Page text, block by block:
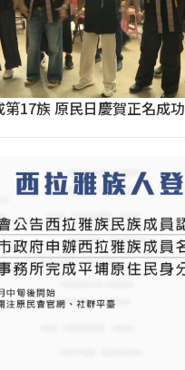
17族 原民日慶賀正名成功